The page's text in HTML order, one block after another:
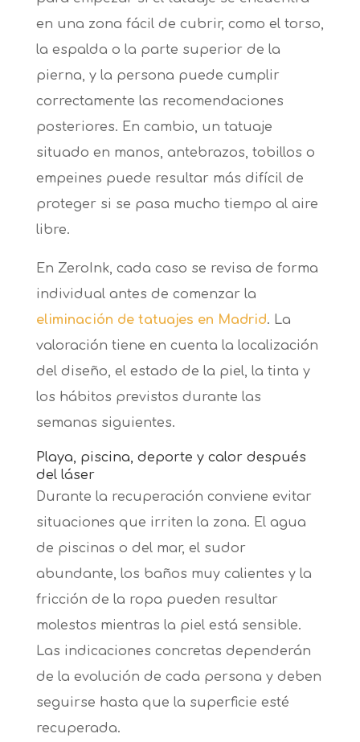
en una zona fácil de cubrir, como el torso,
la espalda o la parte superior de la
pierna, y la persona puede cumplir
correctamente las recomendaciones
posteriores. En cambio, un tatuaje
situado en manos, antebrazos, tobillos o
empeines puede resultar más difícil de
proteger si se pasa mucho tiempo al aire
libre.
En ZeroInk, cada caso se revisa de forma
individual antes de comenzar la
eliminación de tatuajes en Madrid. La
valoración tiene en cuenta la localización
del diseño, el estado de la piel, la tinta y
los hábitos previstos durante las
semanas siguientes.
Playa, piscina, deporte y calor después
del láser
Durante la recuperación conviene evitar
situaciones que irriten la zona. El agua
de piscinas o del mar, el sudor
abundante, los baños muy calientes y la
fricción de la ropa pueden resultar
molestos mientras la piel está sensible.
Las indicaciones concretas dependerán
de la evolución de cada persona y deben
seguirse hasta que la superficie esté
recuperada.